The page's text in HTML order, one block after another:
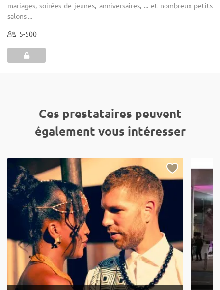
mariages, soirées de jeunes, anniversaires, ... et nombreux petits
salons ...
5-500
Ces prestataires peuvent
également vous intéresser